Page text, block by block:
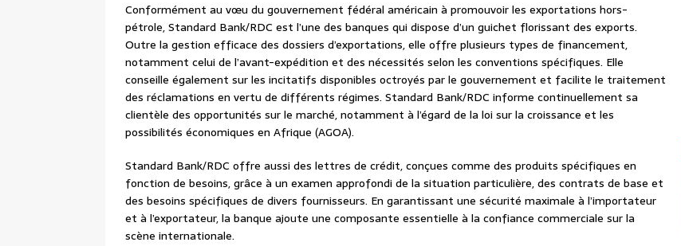
Conformément au vœu du gouvernement fédéral américain à promouvoir les exportations hors-
pétrole, Standard Bank/RDC est l’une des banques qui dispose d’un guichet florissant des exports.
Outre la gestion efficace des dossiers d’exportations, elle offre plusieurs types de financement,
notamment celui de l’avant-expédition et des nécessités selon les conventions spécifiques. Elle
conseille également sur les incitatifs disponibles octroyés par le gouvernement et facilite le traitement
des réclamations en vertu de différents régimes. Standard Bank/RDC informe continuellement sa
clientèle des opportunités sur le marché, notamment à l’égard de la loi sur la croissance et les
possibilités économiques en Afrique (AGOA).
Standard Bank/RDC offre aussi des lettres de crédit, conçues comme des produits spécifiques en
fonction de besoins, grâce à un examen approfondi de la situation particulière, des contrats de base et
des besoins spécifiques de divers fournisseurs. En garantissant une sécurité maximale à l’importateur
et à l’exportateur, la banque ajoute une composante essentielle à la confiance commerciale sur la
scène internationale.